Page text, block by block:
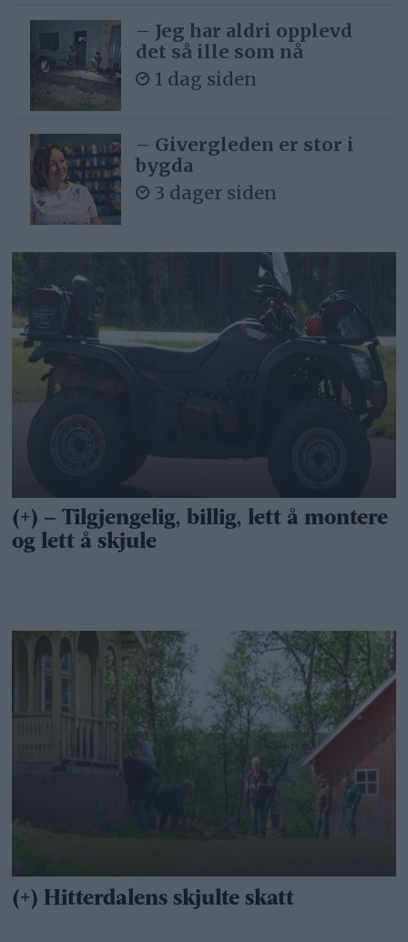
– Jeg har aldri opplevd
det så ille som nå
1 dag siden
– Givergleden er stor i
bygda
3 dager siden